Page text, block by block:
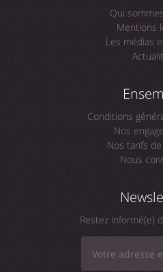
Qui
Mentions
Les médias
Conditions
Nos
Nos tarifs
Nous
Restez informé(e)